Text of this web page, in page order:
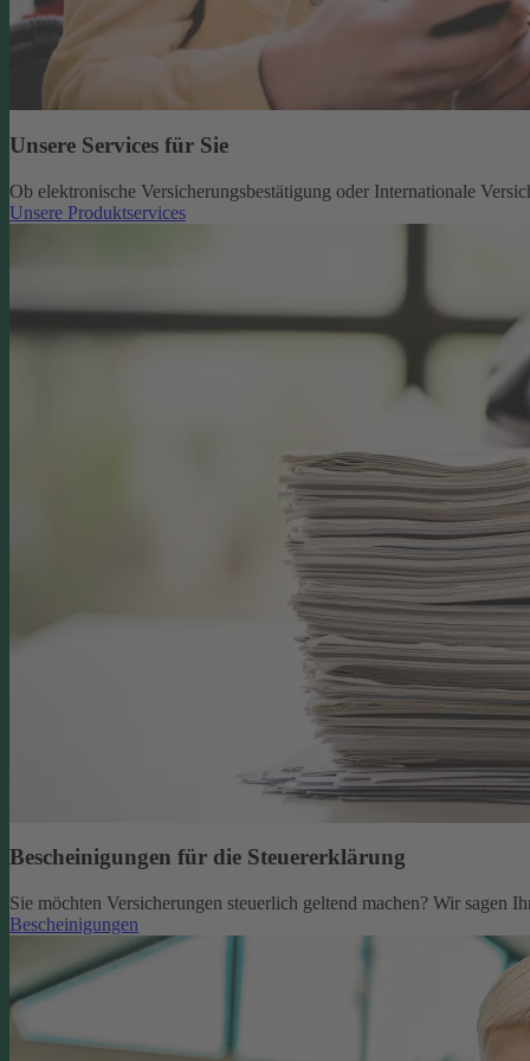
Unsere Services für Sie
Ob elektronische Versicherungsbestätigung oder Internationale
Unsere Produktservices
Bescheinigungen für die Steuererklärung
Sie möchten Versicherungen steuerlich geltend machen? Wir sagen
Bescheinigungen